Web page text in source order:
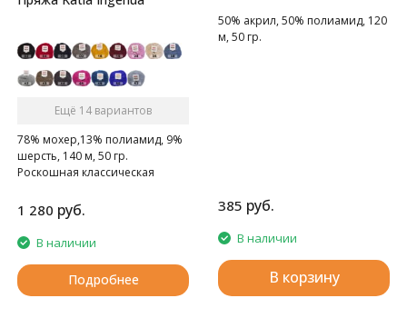
Ещё 14 вариантов
78% мохер,13% полиамид, 9%
шерсть, 140 м, 50 гр.
Роскошная классическая
1 280 руб.
В наличии
Подробнее
50% акрил, 50% полиамид, 120
м, 50 гр.
385 руб.
В наличии
В корзину